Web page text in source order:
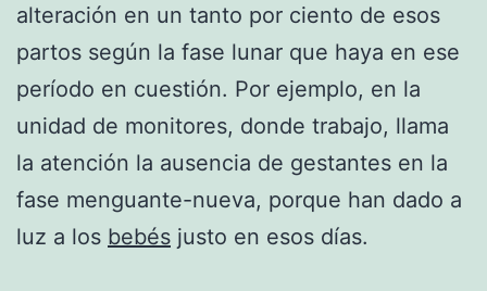
alteración en un tanto por ciento de esos
partos según la fase lunar que haya en ese
período en cuestión. Por ejemplo, en la
unidad de monitores, donde trabajo, llama
la atención la ausencia de gestantes en la
fase menguante-nueva, porque han dado a
luz a los bebés justo en esos días.